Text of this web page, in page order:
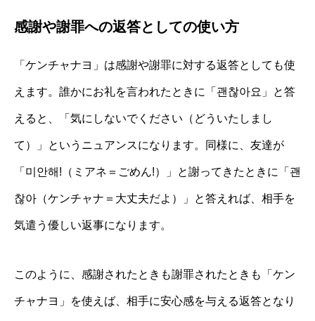
感謝や謝罪への返答としての使い方
「ケンチャナヨ」は感謝や謝罪に対する返答としても使
えます。誰かにお礼を言われたときに「괜찮아요」と答
えると、「気にしないでください（どういたしまし
て）」というニュアンスになります。同様に、友達が
「미안해!（ミアネ＝ごめん!）」と謝ってきたときに「괜
찮아（ケンチャナ＝大丈夫だよ）」と答えれば、相手を
気遣う優しい返事になります。
このように、感謝されたときも謝罪されたときも「ケン
チャナヨ」を使えば、相手に安心感を与える返答となり